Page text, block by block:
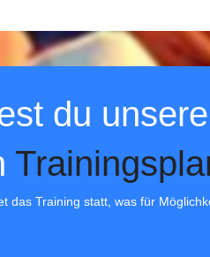
du
das Training statt, was für